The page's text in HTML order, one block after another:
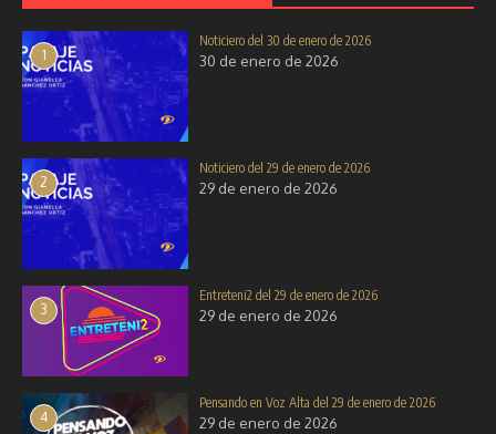
Turnos Coop. Terrestre Pasaje por
Fiestas de Chilla
28 de agosto de 2025
29 de noviembre de 2025
1
Noticiero del 30 de enero de 2026
30 de enero de 2026
2
Noticiero del 29 de enero de 2026
29 de enero de 2026
3
Entreteni2 del 29 de enero de 2026
29 de enero de 2026
4
Pensando en Voz Alta del 29 de enero de 2026
29 de enero de 2026